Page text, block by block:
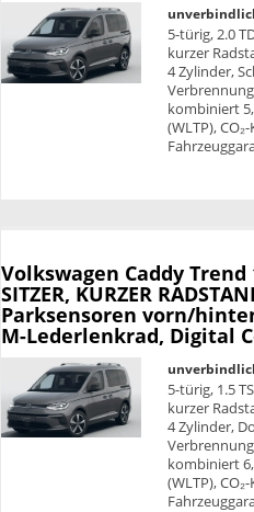
5-türig, 2.0
kurzer
4 Zylinder,
kombiniert
(WLTP),
Volkswagen Caddy Trend
SITZER, KURZER
Parksensoren vorn/
M-Lederlenkrad, Digital
5-türig, 1.5
kurzer
4 Zylinder,
kombiniert
(WLTP),